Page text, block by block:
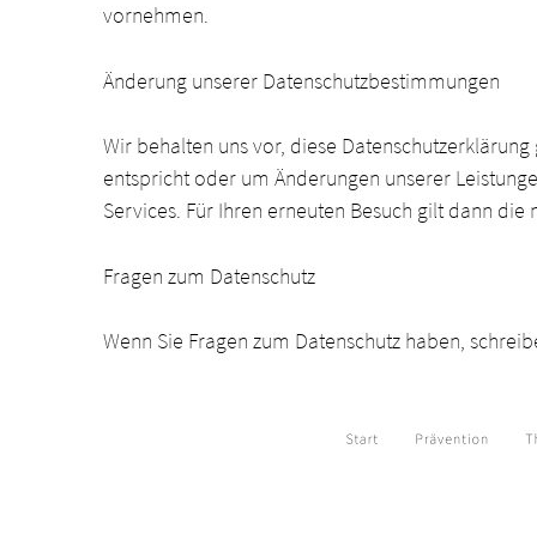
vornehmen.
Änderung unserer Datenschutzbestimmungen
Wir behalten uns vor, diese
entspricht oder um Änderungen unserer
Services. Für Ihren erneuten Besuch gilt dann die
Fragen zum Datenschutz
Wenn Sie Fragen zum Datenschutz haben,